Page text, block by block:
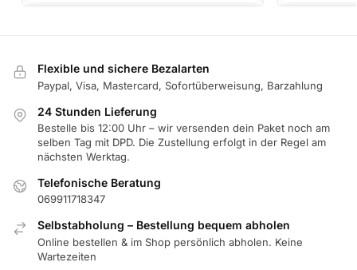
Flexible und sichere Bezalarten
Paypal, Visa, Mastercard, Sofortüberweisung, Barzahlung
24 Stunden Lieferung
Bestelle bis 12:00 Uhr – wir versenden dein Paket noch am
selben Tag mit DPD. Die Zustellung erfolgt in der Regel am
nächsten Werktag.
Telefonische Beratung
069911718347
Selbstabholung – Bestellung bequem abholen
Online bestellen & im Shop persönlich abholen. Keine
Wartezeiten